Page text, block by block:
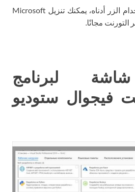
في هذه الصفحة، باستخدام الزر أدناه، يمكنك تنزيل Microsoft
لبرنامج
فيجوال ستوديو